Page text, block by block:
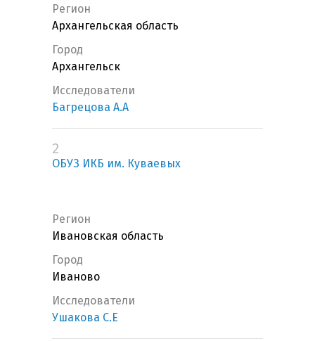
Регион
Архангельская область
Город
Архангельск
Исследователи
Багрецова А.А
2
ОБУЗ ИКБ им. Куваевых
Регион
Ивановская область
Город
Иваново
Исследователи
Ушакова С.Е